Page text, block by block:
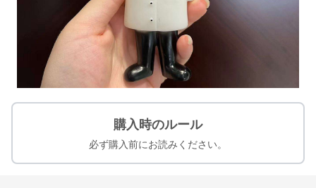
購入時のルール
必ず購入前にお読みください。